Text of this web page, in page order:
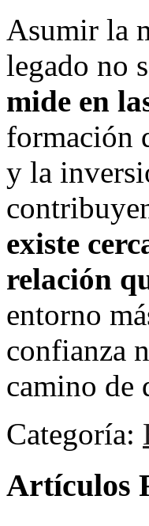
Asumir la
legado no
mide en
formación
y la
existe
relación
entorno
confianza
camino de
Categoría:
Artículos